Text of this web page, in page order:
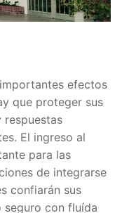
efectos
que proteger sus
respuestas
El ingreso al
para las
de integrarse
confiarán sus
seguro con fluída